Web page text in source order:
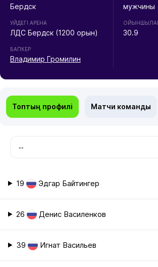
Бердск
УЙДЕГІ АРЕНА
ЛДС Бердск (1200 орын)
БАПКЕР
Владимир Громилин
мужчины
30.9
Топтың профилі Матчи команды
19 Эдгар Байтингер
26 Денис Василенков
39 Игнат Васильев